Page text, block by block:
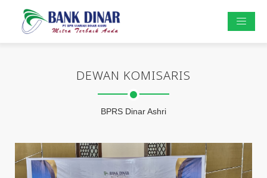
DEWAN KOMISARIS
BPRS Dinar Ashri